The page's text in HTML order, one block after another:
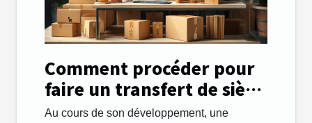
Comment procéder pour
faire un transfert de siège
social facilement ?
Au cours de son développement, une